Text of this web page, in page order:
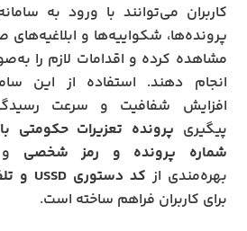
کاربران می‌توانند با ورود به
پرونده‌ها، شکواییه‌ها و ابلاغیه‌های
مشاهده کرده و اقدامات لازم را
انجام دهند. استفاده از این
افزایش شفافیت و سرعت
پیگیری پرونده تعزیرات حکومتی
شماره پرونده و رمز شخصی
بهره‌مندی از کد دستوری USSD و تلفن ۱۳۵
برای کاربران فراهم ساخته است.